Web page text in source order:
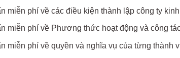
miễn phí về các điều kiện thành lập công ty
miễn phí về Phương thức hoạt động và công
miễn phí về quyền và nghĩa vụ của từng thành